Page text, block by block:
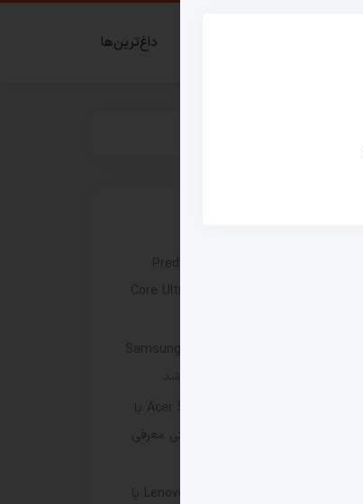
داغ‌ترین‌ها
ایسر لپ‌ تاپ ۱۶ اینچی جدید Predator
Helios Neo 16 را با پردازنده Core Ultra 9
مانیتور گیمینگ Samsung Odyssey G8 6K
لپ‌ تاپ Acer Swift Go Ryzen Edition با
Ryzen 5 6600H و رم ۱۶ گیگابایتی معرفی
مانیتور گیمینگ Lenovo Legion 27Q-2c با